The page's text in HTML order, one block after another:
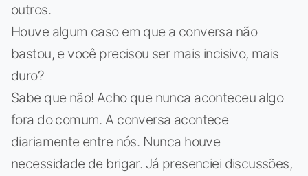
outros.
Houve algum caso em que a conversa não
bastou, e você precisou ser mais incisivo, mais
duro?
Sabe que não! Acho que nunca aconteceu algo
fora do comum. A conversa acontece
diariamente entre nós. Nunca houve
necessidade de brigar. Já presenciei discussões,